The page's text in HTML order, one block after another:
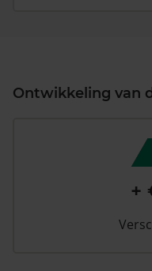
Ontwikkeling van
+